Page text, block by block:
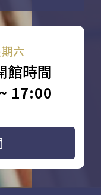
六
館時間
17:00